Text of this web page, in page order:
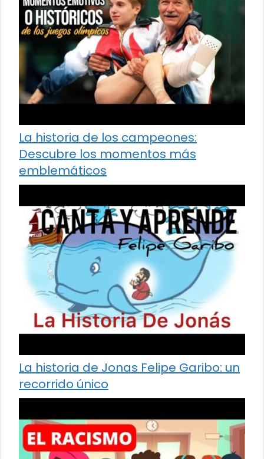
La historia de los campeones:
Descubre los momentos más
emblemáticos
La historia de Jonas Felipe Garibo: un
recorrido único